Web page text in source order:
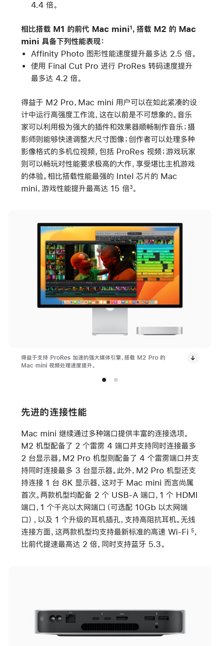
4.4 倍。
相比搭载 M1 的前代 Mac mini1 ，搭载 M2 的 Mac
mini 具备下列性能表现：
Affinity Photo 图形性能速度提升最多达 2.5 倍。
使用 Final Cut Pro 进行 ProRes 转码速度提升
最多达 4.2 倍。
得益于 M2 Pro，Mac mini 用户可以在如此紧凑的设
计中运行高强度工作流，这在以前是不可想象的。音乐
家可以利用极为强大的插件和效果器顺畅制作音乐；摄
影师则能够快速调整大尺寸图像；创作者可以处理多种
影像格式的多机位视频，包括 ProRes 视频；游戏玩家
则可以畅玩对性能要求极高的大作，享受堪比主机游戏
的体验。相比搭载性能最强的 Intel 芯片的 Mac
mini，游戏性能提升最高达 15 倍3。
得益于支持 ProRes 加速的强大媒体引擎，搭载 M2 Pro 的
Mac mini 视频处理速度提升。
先进的连接性能
Mac mini 继续通过多种端口提供丰富的连接选项。
M2 机型配备了 2 个雷雳 4 端口并支持同时连接最多
2 台显示器。M2 Pro 机型则配备了 4 个雷雳端口并支
持同时连接最多 3 台显示器。此外，M2 Pro 机型还支
持连接 1 台 8K 显示器，这对于 Mac mini 而言尚属
首次。两款机型均配备 2 个 USB-A 端口，1 个 HDMI
端口，1 个千兆以太网端口（可选配 10Gb 以太网端
口），以及 1 个升级的耳机插孔，支持高阻抗耳机。无线
连接方面，这两款机型均支持最新标准的高速 Wi-Fi
5，
比前代提速最高达 2 倍，同时支持蓝牙 5.3。